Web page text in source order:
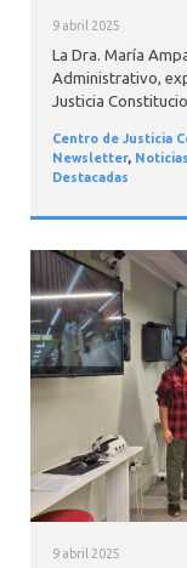
9 abril 2025
La Dra. María
Administrativo,
Justicia
Centro de Justicia
Newsletter, Noticias
Destacadas
9 abril 2025